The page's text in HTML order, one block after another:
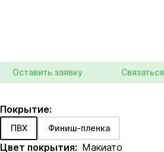
Оставить заявку Связаться
Покрытие:
ПВХ Финиш-пленка
Цвет покрытия: Макиато